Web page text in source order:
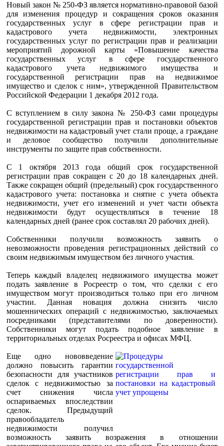
Новый закон № 250-ФЗ является нормативно-правовой базой
для изменения процедур и сокращения сроков оказания
государственных услуг в сфере регистрации прав и
кадастрового учета недвижимости, электронных
государственных услуг по регистрации прав и реализации
мероприятий дорожной карты «Повышение качества
государственных услуг в сфере государственного
кадастрового учета недвижимого имущества и
государственной регистрации прав на недвижимое
имущество и сделок с ним», утвержденной Правительством
Российской Федерации 1 декабря 2012 года.
С вступлением в силу закона № 250-ФЗ сами процедуры
государственной регистрации прав и постановки объектов
недвижимости на кадастровый учет стали проще, а граждане
и деловое сообщество получили дополнительные
инструменты по защите прав собственности.
С 1 октября 2013 года общий срок государственной
регистрации прав сокращен с 20 до 18 календарных дней.
Также сокращен общий (предельный) срок государственного
кадастрового учета: постановка и снятие с учета объекта
недвижимости, учет его изменений и учет части объекта
недвижимости будут осуществляться в течение 18
календарных дней (ранее срок составлял 20 рабочих дней).
Собственники получили возможность заявить о
невозможности проведения регистрационных действий со
своим недвижимым имуществом без личного участия.
Теперь каждый владелец недвижимого имущества может
подать заявление в Росреестр о том, что сделки с его
имуществом могут производиться только при его личном
участии. Данная новация должна снизить число
мошеннических операций с недвижимостью, заключаемых
посредниками (представителями по доверенности).
Собственники могут подать подобное заявление в
территориальных отделах Росреестра и офисах МФЦ.
Еще одно нововведение
должно повысить гарантии
безопасности для участников
сделок с недвижимостью за
счет снижения числа
оспариваемых впоследствии
сделок. Предыдущий
правообладатель
недвижимости получил
возможность заявить возражения в отношении